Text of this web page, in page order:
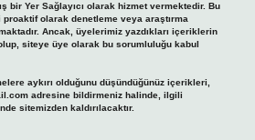
bir Yer Sağlayıcı olarak hizmet vermektedir. Bu
olarak denetleme veya araştırma
Ancak, üyelerimiz yazdıkları içeriklerin
siteye üye olarak bu sorumluluğu kabul
aykırı olduğunu düşündüğünüz içerikleri,
adresine bildirmeniz halinde, ilgili
sitemizden kaldırılacaktır.